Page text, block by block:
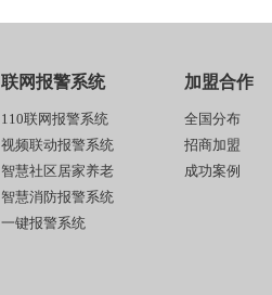
联网报警系统
110联网报警系统
视频联动报警系统
智慧社区居家养老
智慧消防报警系统
一键报警系统
加盟合作
全国分布
招商加盟
成功案例